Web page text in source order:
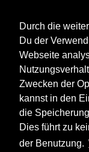
Durch die
Du der
Webseite
Zwecken der
kannst in den
die
Dies führt zu
der Benutzung.